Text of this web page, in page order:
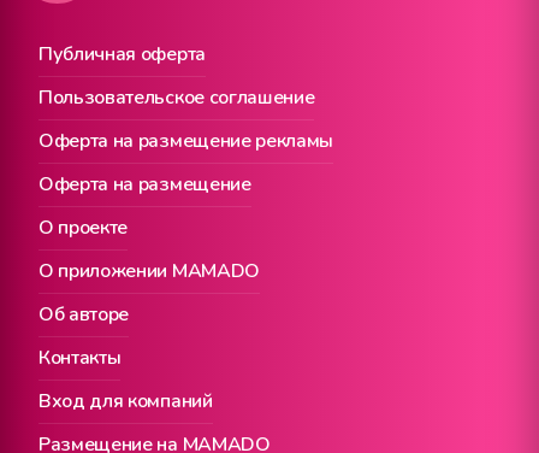
Публичная оферта
О проекте
Вход для компаний
Пользовательское соглашение
О приложении MAMADO
Размещение на MAMADO
Оферта на размещение рекламы
Об авторе
Оферта на размещение
Контакты